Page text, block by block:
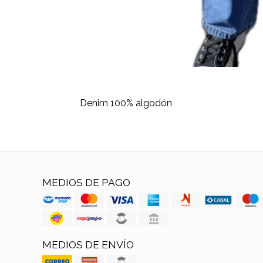
Denim 100% algodón
MEDIOS DE PAGO
MEDIOS DE ENVÍO